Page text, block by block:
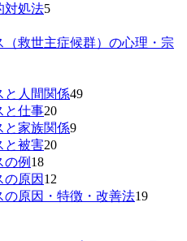
対処法5
救世主症候群）の心理・宗
と人間関係49
と仕事20
と家族関係9
と被害20
の例 18
の原因 12
の原因・特徴・改善法19